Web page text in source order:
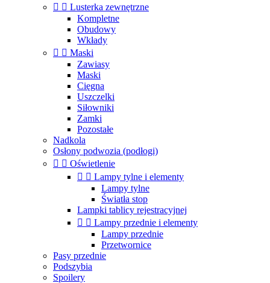
  Lusterka zewnętrzne
Kompletne
Obudowy
Wkłady
  Maski
Zawiasy
Maski
Cięgna
Uszczelki
Siłowniki
Zamki
Pozostałe
Nadkola
Osłony podwozia (podłogi)
  Oświetlenie
  Lampy tylne i elementy
Lampy tylne
Światła stop
Lampki tablicy rejestracyjnej
  Lampy przednie i elementy
Lampy przednie
Przetwornice
Pasy przednie
Podszybia
Spoilery